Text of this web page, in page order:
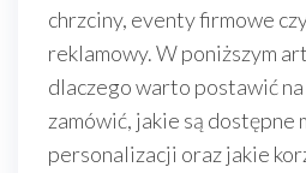
chrzciny, eventy firmowe
reklamowy. W poniższym
dlaczego warto postawić
zamówić, jakie są dostępne
personalizacji oraz jakie